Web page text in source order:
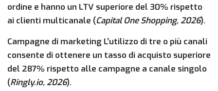
ordine e hanno un LTV superiore del 30% rispetto
ai clienti multicanale (Capital One Shopping, 2026).
Campagne di marketing L’utilizzo di tre o più canali
consente di ottenere un tasso di acquisto superiore
del 287% rispetto alle campagne a canale singolo
(Ringly.io, 2026).